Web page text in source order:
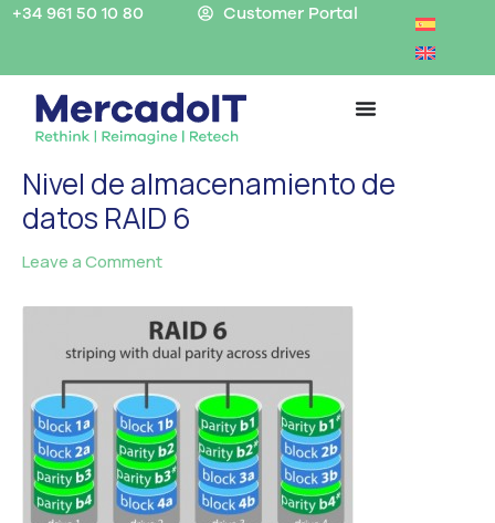
Skip+34 961 50 10 80 Customer Portal
Nivel de almacenamiento de
datos RAID 6
Leave a Comment